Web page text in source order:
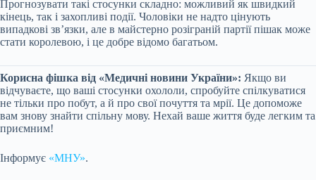
Прогнозувати такі стосунки складно: можливий як швидкий
кінець, так і захопливі події. Чоловіки не надто цінують
випадкові зв’язки, але в майстерно розіграній партії пішак може
стати королевою, і це добре відомо багатьом.
Корисна фішка від «Медичні новини України»: Якщо ви
відчуваєте, що ваші стосунки охололи, спробуйте спілкуватися
не тільки про побут, а й про свої почуття та мрії. Це допоможе
вам знову знайти спільну мову. Нехай ваше життя буде легким та
приємним!
Інформує «МНУ».